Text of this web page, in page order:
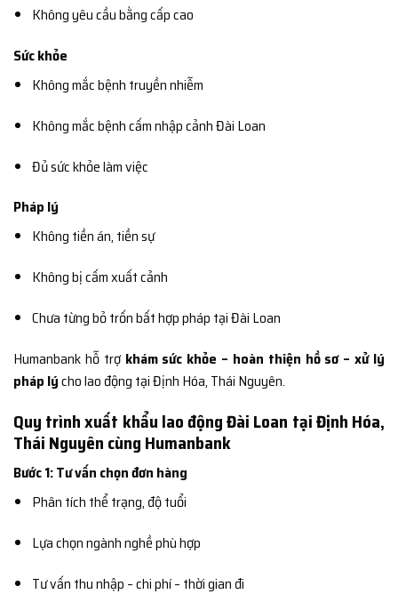
Không yêu cầu bằng cấp cao
Sức khỏe
Không mắc bệnh truyền nhiễm
Không mắc bệnh cấm nhập cảnh Đài Loan
Đủ sức khỏe làm việc
Pháp lý
Không tiền án, tiền sự
Không bị cấm xuất cảnh
Chưa từng bỏ trốn bất hợp pháp tại Đài Loan
Humanbank hỗ trợ khám sức khỏe – hoàn thiện hồ sơ – xử lý
pháp lýcho lao động tại Định Hóa, Thái Nguyên.
Quy trình xuất khẩu lao động Đài Loan tại Định Hóa,
Thái Nguyên cùng Humanbank
Bước 1: Tư vấn chọn đơn hàng
Phân tích thể trạng, độ tuổi
Lựa chọn ngành nghề phù hợp
Tư vấn thu nhập – chi phí – thời gian đi